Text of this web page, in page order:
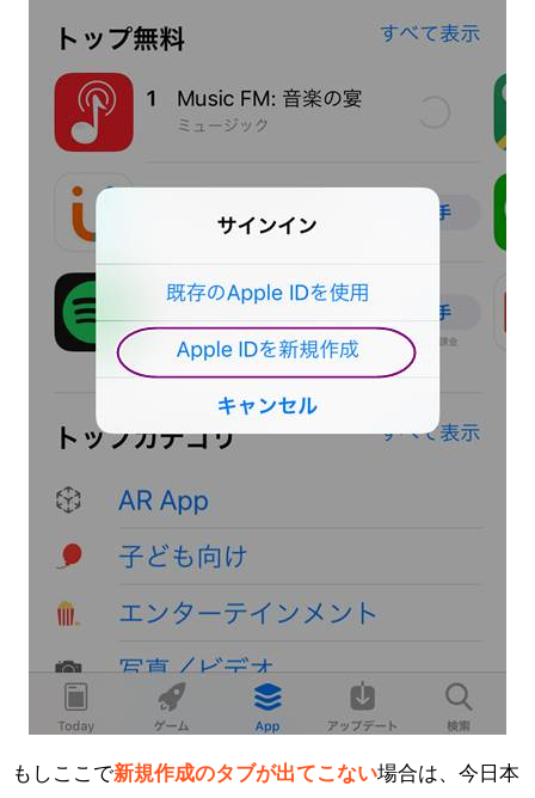
もしここで新規作成のタブが出てこない場合は、今日本